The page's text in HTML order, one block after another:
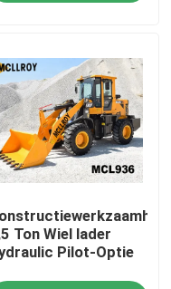
Ton Wiel lader
Pilot-Optie